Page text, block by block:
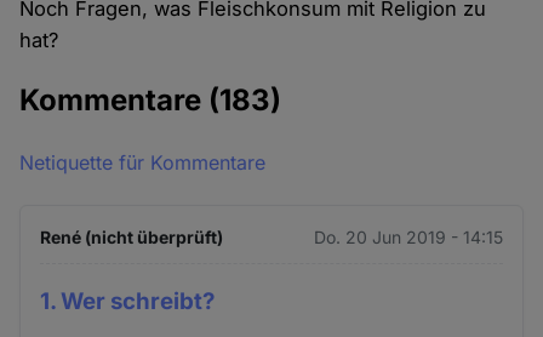
Noch Fragen, was Fleischkonsum mit Religion zu
hat?
Kommentare (183)
Netiquette für Kommentare
René (nicht überprüft) Do. 20 Jun 2019 - 14:15
1. Wer schreibt?